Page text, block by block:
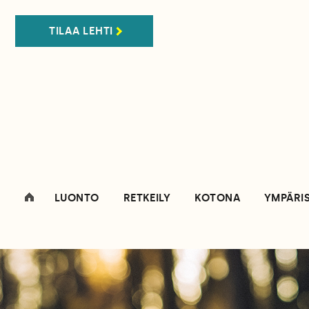
TILAA LEHTI
LUONTO RETKEILY KOTONA